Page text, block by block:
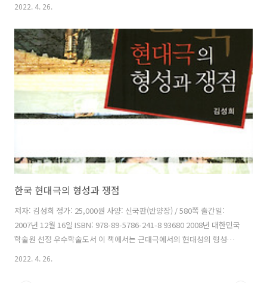
읽기 불편하고 또 전문적인 글이나 논문을 읽기 어려워하는 사람들에게
연극이 얼마나 좋은지 그 작품들이 얼마나 재미있는지 알려주려는 것이
다. 그래서 조금이라도 쉽게 대본을 읽고 편한 마음으로 극장에 가서 더
많은 공연을 즐기기 바라는 마음이다. 차례 머리말 간추린 서양사 페르시
아의 침공 펠로포네소스 전쟁 민주주의 그 외 인..
2022. 4. 26.
한국 현대극의 형성과 쟁점
저자: 김성희 정가: 25,000원 사양: 신국판(반양장) / 580쪽 출간일:
2007년 12월 16일 ISBN: 978-89-5786-241-8 93680 2008년 대한민국
학술원 선정 우수학술도서 이 책에서는 근대극에서의 현대성의 형성과
관련하여 김우진과 유치진, 함세덕의 작품들을 다루었고, 시대의 강압으
2022. 4. 26.